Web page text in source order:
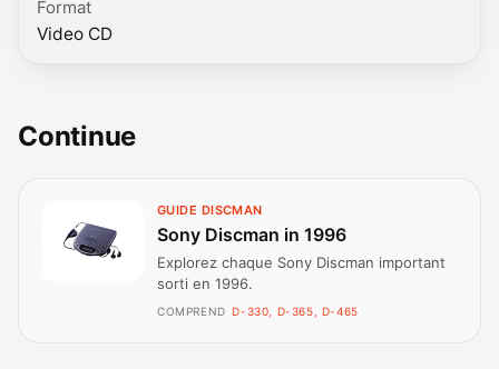
Format
Video CD
Continue
GUIDE DISCMAN
Sony Discman in 1996
Explorez chaque Sony Discman important
sorti en 1996.
COMPREND D-330, D-365, D-465